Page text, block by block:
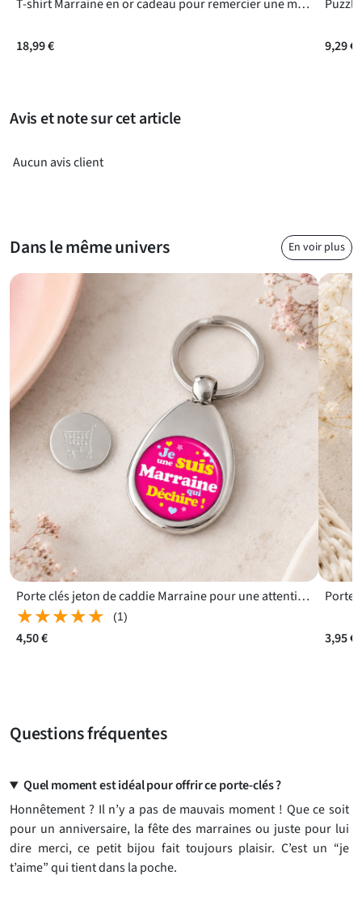
Questions fréquentes T-shirt Marraine en or cadeau pour remercier une marraine
18,99 € 9,29 €
Avis et note sur cet article
Aucun avis client
Dans le même univers En voir plus
Porte clés jeton de caddie Marraine pour une attention offerte par son filleul
★★★★★
★★★★★ (1)
4,50 € 3,95 €
Questions fréquentes
Quel moment est idéal pour offrir ce porte-clés ?
Honnêtement ? Il n’y a pas de mauvais moment ! Que ce soit
pour un anniversaire, la fête des marraines ou juste pour lui
dire merci, ce petit bijou fait toujours plaisir. C’est un “je
t’aime” qui tient dans la poche.